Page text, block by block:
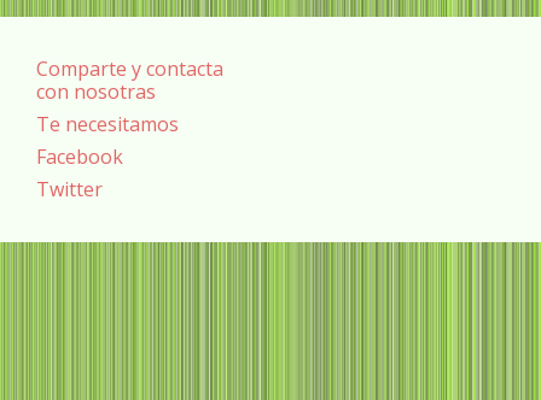
Comparte y contacta
con nosotras
Te necesitamos
Facebook
Twitter